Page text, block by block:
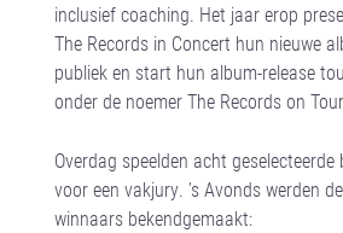
inclusief coaching. Het jaar erop
The Records in Concert hun nieuwe
publiek en start hun album-release
onder de noemer The Records on
Overdag speelden acht
voor een vakjury. ’s Avonds werden
winnaars bekendgemaakt: